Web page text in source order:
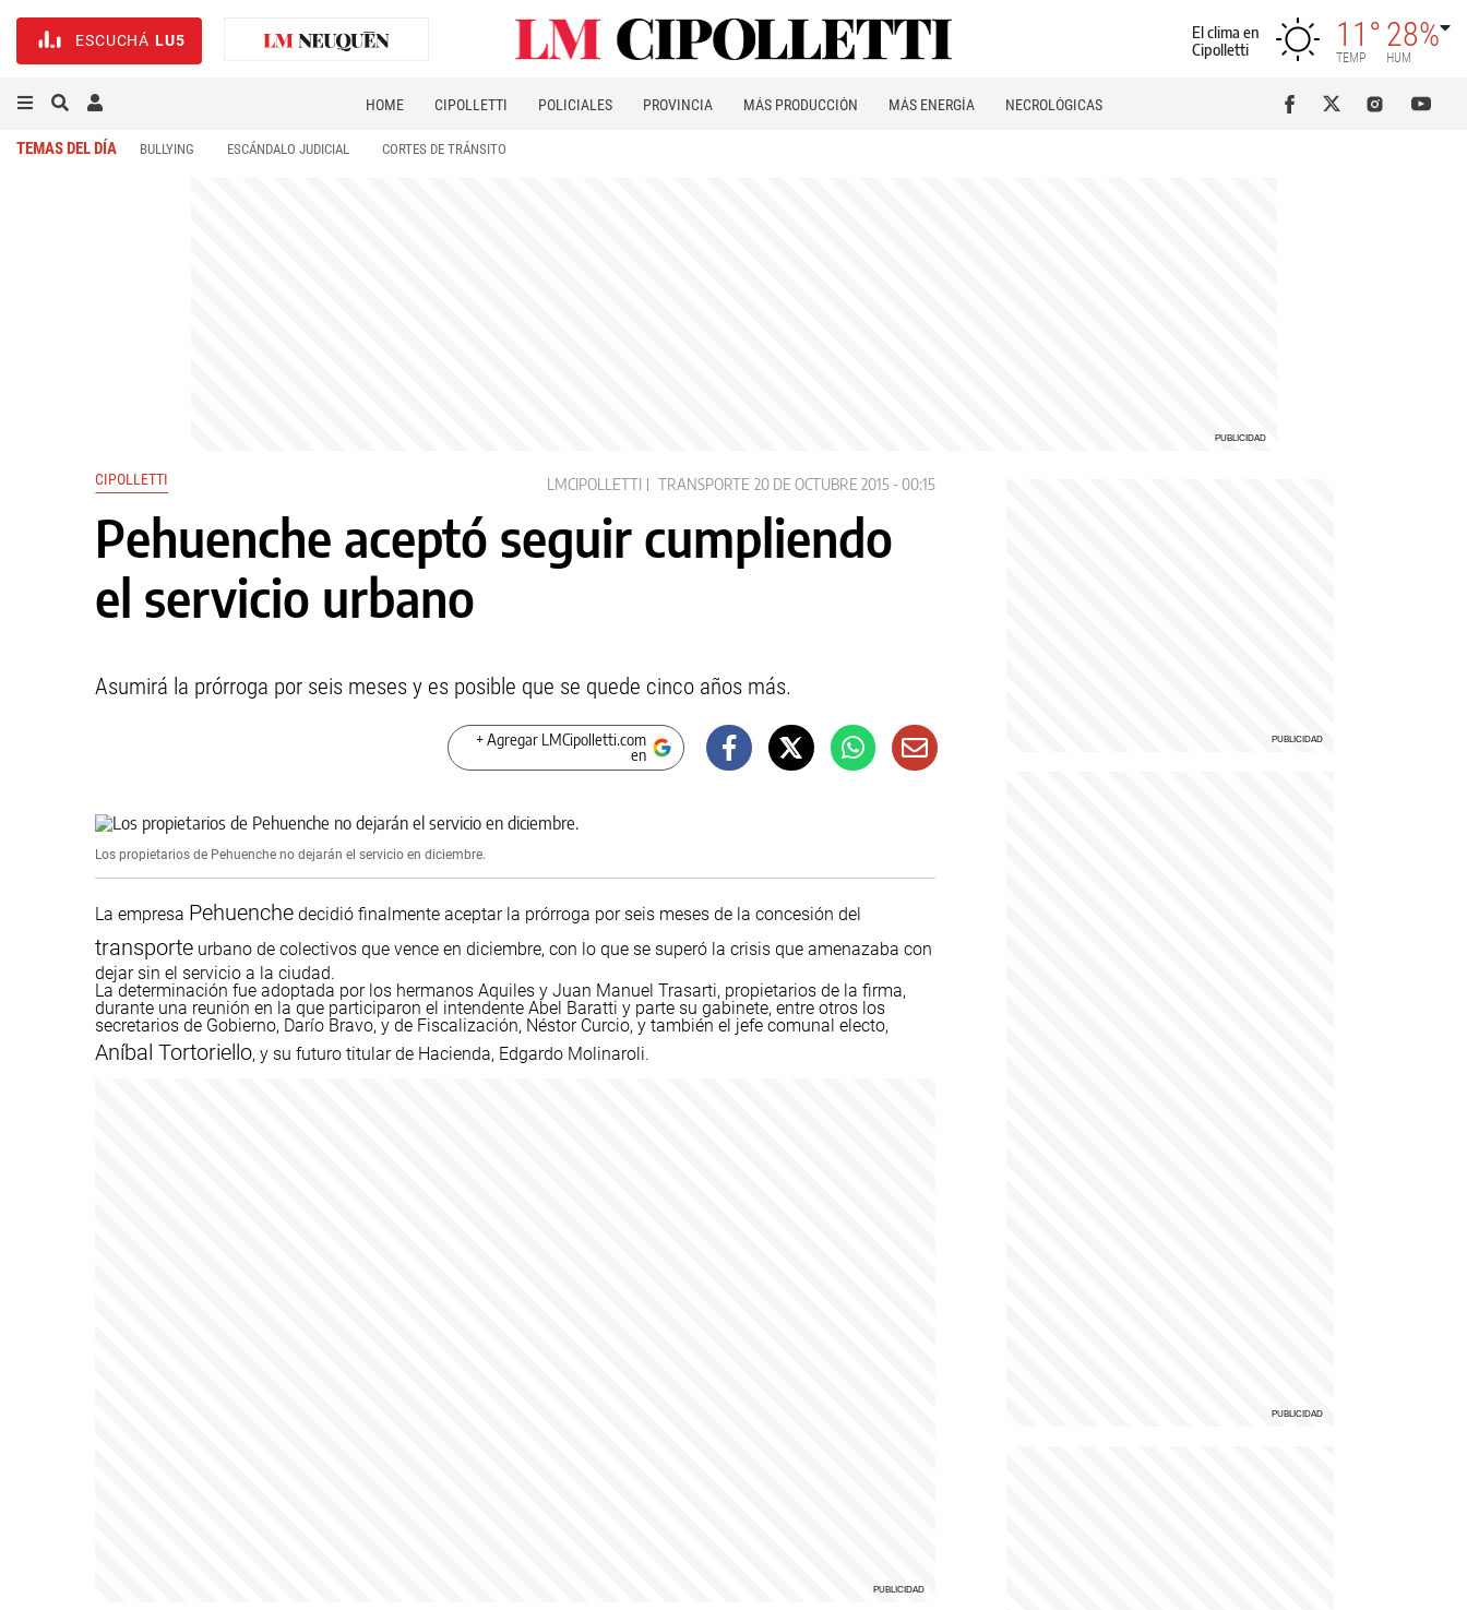
ESCUCHÁ LU5
El clima en
Cipolletti
11°
TEMP
28%
HUM
HOME CIPOLLETTI POLICIALES PROVINCIA MÁS PRODUCCIÓN MÁS ENERGÍA NECROLÓGICAS
TEMAS DEL DÍA BULLYING ESCÁNDALO JUDICIAL CORTES DE TRÁNSITO
CIPOLLETTI LMCIPOLLETTI TRANSPORTE 20 DE OCTUBRE 2015 - 00:15
Pehuenche aceptó seguir cumpliendo
el servicio urbano
Asumirá la prórroga por seis meses y es posible que se quede cinco años más.
+ Agregar LMCipolletti.com
en
Los propietarios de Pehuenche no dejarán el servicio en diciembre.
La empresa Pehuenche decidió finalmente aceptar la prórroga por seis meses de la concesión del
transporte urbano de colectivos que vence en diciembre, con lo que se superó la crisis que amenazaba con
dejar sin el servicio a la ciudad.
La determinación fue adoptada por los hermanos Aquiles y Juan Manuel Trasarti, propietarios de la firma,
durante una reunión en la que participaron el intendente Abel Baratti y parte su gabinete, entre otros los
secretarios de Gobierno, Darío Bravo, y de Fiscalización, Néstor Curcio, y también el jefe comunal electo,
Aníbal Tortoriello, y su futuro titular de Hacienda, Edgardo Molinaroli.